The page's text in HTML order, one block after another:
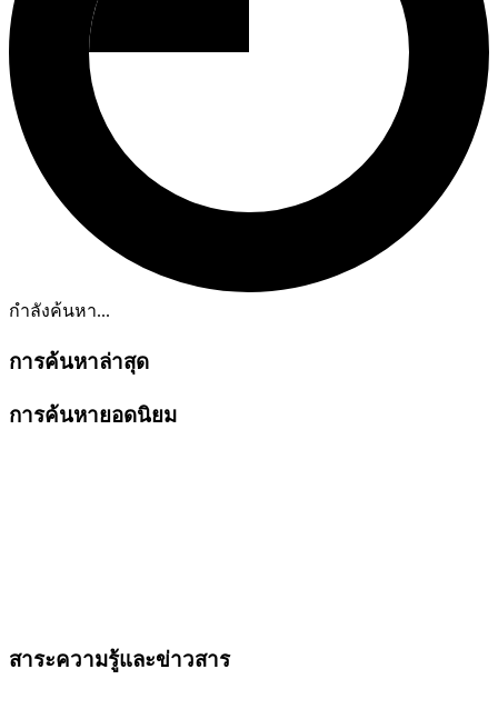
กำลังค้นหา...
การค้นหาล่าสุด
การค้นหายอดนิยม
สาระความรู้และข่าวสาร